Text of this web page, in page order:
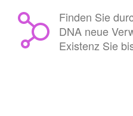
Finden Sie
DNA neue
Existenz Sie